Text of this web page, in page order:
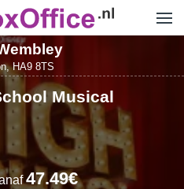
,HA9 8TS
Musical
47.49€